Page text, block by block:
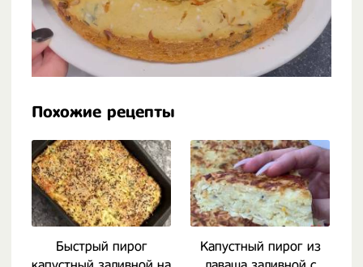
Похожие рецепты
Быстрый пирог
Капустный пирог из